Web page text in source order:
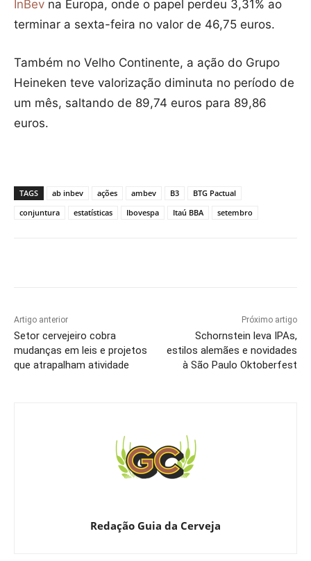
InBev na Europa, onde o papel perdeu 3,31% ao
terminar a sexta-feira no valor de 46,75 euros.
Também no Velho Continente, a ação do Grupo
Heineken teve valorização diminuta no período de
um mês, saltando de 89,74 euros para 89,86
euros.
TAGS ab inbev ações ambev B3
BTG Pactual
conjuntura
estatísticas Ibovespa Itaú BBA setembro
Artigo anterior
Setor cervejeiro cobra
mudanças em leis e projetos
que atrapalham atividade
Próximo artigo
Schornstein leva IPAs,
estilos alemães e novidades
à São Paulo Oktoberfest
Redação Guia da Cerveja